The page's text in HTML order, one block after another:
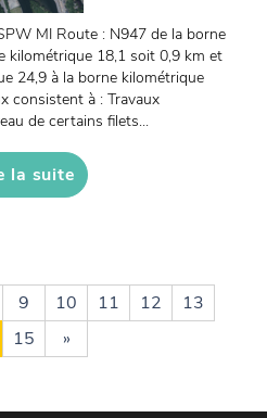
MI Route : N947 de la borne
kilométrique 18,1 soit 0,9 km et
24,9 à la borne kilométrique
consistent à : Travaux
de certains filets...
la suite
9 10 11 12
13
15 »